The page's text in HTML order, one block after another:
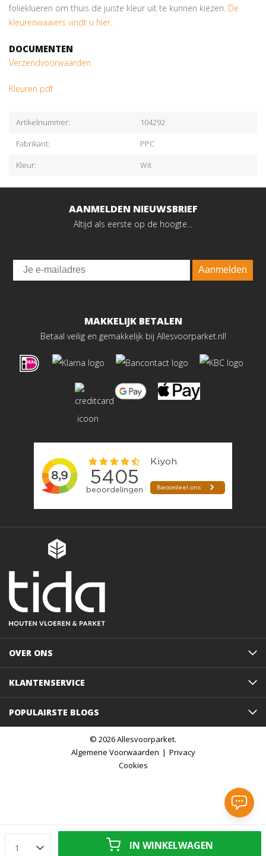
IN WINKELWAGEN
folieklueren om thuis de juiste kleur uit te kunnen kiezen. De
kleurenwaaiers vindt u hier.
DOCUMENTEN
Verzendvoorwaarden
Kleuren pdf
Artikelnummer:
104292
Fabrikant:
PPC
Kleur:
Wit
AANMELDEN NIEUWSBRIEF
Altijd als eerste op de hoogte...
Email
Aanmelden
MAKKELIJK BETALEN
Betaal veilig en gemakkelijk bij Allesvoorparket.nl!
OVER ONS
KLANTENSERVICE
POPULAIRSTE BLOGS
© 2026 Allesvoorparket.
Algemene Voorwaarden
Privacy
Cookies